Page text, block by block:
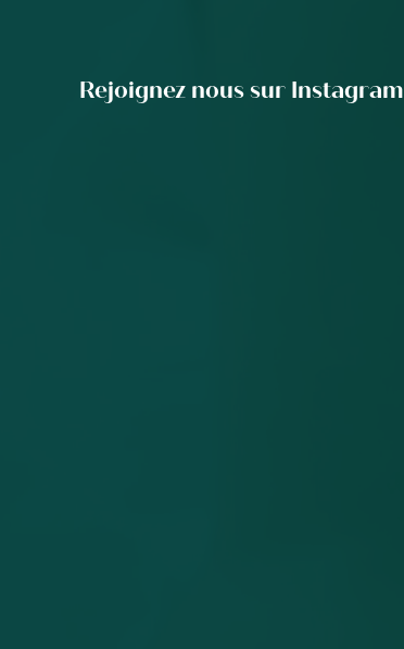
Rejoignez nous sur Instagram